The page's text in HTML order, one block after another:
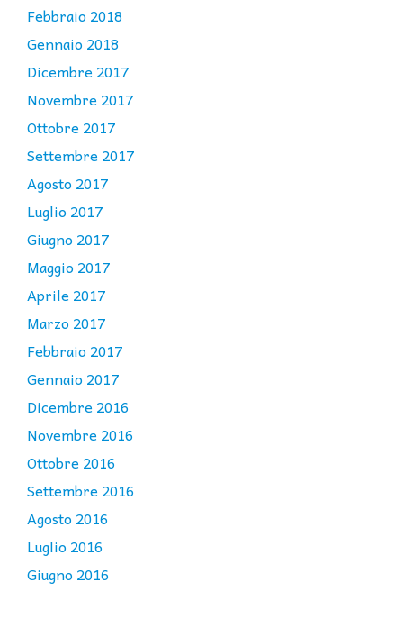
Febbraio 2018
Gennaio 2018
Dicembre 2017
Novembre 2017
Ottobre 2017
Settembre 2017
Agosto 2017
Luglio 2017
Giugno 2017
Maggio 2017
Aprile 2017
Marzo 2017
Febbraio 2017
Gennaio 2017
Dicembre 2016
Novembre 2016
Ottobre 2016
Settembre 2016
Agosto 2016
Luglio 2016
Giugno 2016